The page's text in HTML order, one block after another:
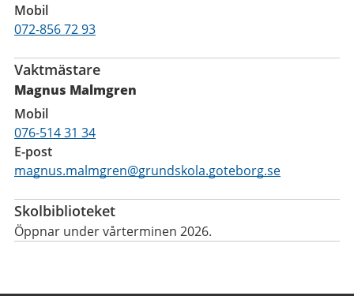
Mobil
072-856 72 93
Vaktmästare
Magnus Malmgren
Mobil
076-514 31 34
E-post
magnus.malmgren@grundskola.goteborg.se
Skolbiblioteket
Öppnar under vårterminen 2026.